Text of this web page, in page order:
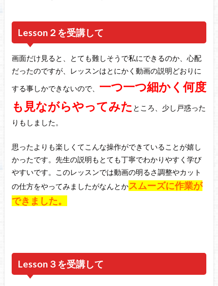
Lesson２を受講して
画面だけ見ると、とても難しそうで私にできるのか、心配
だったのですが、レッスンはとにかく動画の説明どおりに
する事しかできないので、 一つ一つ細かく何度
も見ながらやってみた ところ、少し戸惑った
りもしました。
思ったよりも楽しくてこんな操作ができていることが嬉し
かったです。先生の説明もとても丁寧でわかりやすく学び
やすいです。このレッスンでは動画の明るさ調整やカット
の仕方をやってみましたがなんとかスムーズに作業が
できました。
Lesson３を受講して